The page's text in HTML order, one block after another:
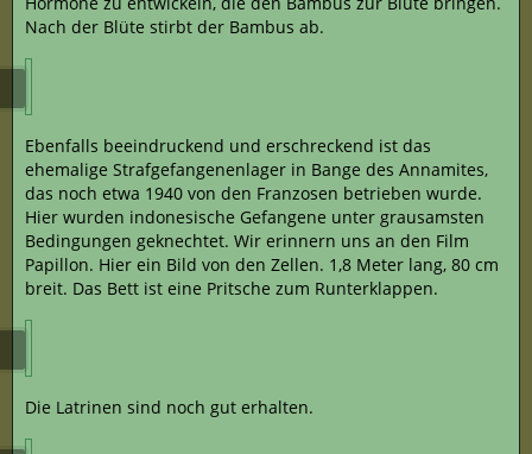
Nach der Blüte stirbt der Bambus ab.
Ebenfalls beeindruckend und erschreckend ist das
ehemalige Strafgefangenenlager in Bange des Annamites,
das noch etwa 1940 von den Franzosen betrieben wurde.
Hier wurden indonesische Gefangene unter grausamsten
Bedingungen geknechtet. Wir erinnern uns an den Film
Papillon. Hier ein Bild von den Zellen. 1,8 Meter lang, 80 cm
breit. Das Bett ist eine Pritsche zum Runterklappen.
Die Latrinen sind noch gut erhalten.